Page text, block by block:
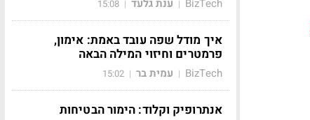
BizTech
| ענת גלעד |
15:08
איך מודל שפה עובד באמת: אימון,
פרמטרים וחיזוי המילה הבאה
BizTech
| עמית בר |
15:02
אנתרופיק וקלוד: הימור הבטיחות